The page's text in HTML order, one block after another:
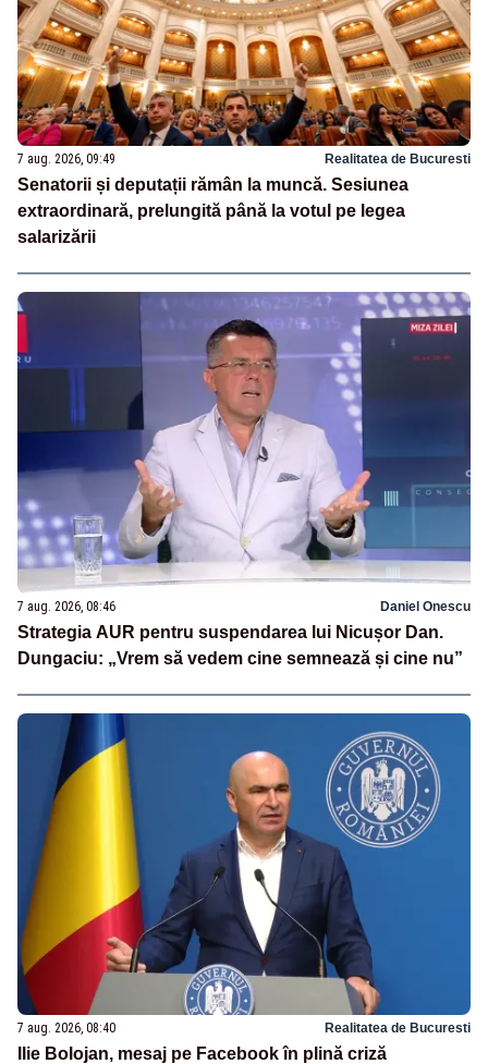
7 aug. 2026, 09:49 Realitatea de Bucuresti
Senatorii și deputații rămân la muncă. Sesiunea
extraordinară, prelungită până la votul pe legea
salarizării
7 aug. 2026, 08:46 Daniel Onescu
Strategia AUR pentru suspendarea lui Nicușor Dan.
Dungaciu: „Vrem să vedem cine semnează și cine nu”
7 aug. 2026, 08:40 Realitatea de Bucuresti
Ilie Bolojan, mesaj pe Facebook în plină criză